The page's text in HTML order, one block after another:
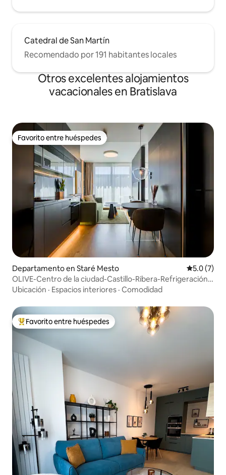
Catedral de San Martín
Recomendado por 191 habitantes locales
Otros excelentes alojamientos
vacacionales en Bratislava
Favorito entre huéspedes
Favorito entre huéspedes
Departamento en Staré Mesto
5.0 (7)
OLIVE-Centro de la ciudad-Castillo-Ribera-Refrigeración
en el techo
Ubicación · Espacios interiores · Comodidad
De los mejores en Favorito entre huéspedes
Favorito entre huéspedes